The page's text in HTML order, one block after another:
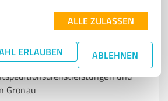
ALLE ZULASSEN
ERLAUBEN ABLEHNEN
& Spedition
Logistik GmbH & Co. KG
und
Gronau